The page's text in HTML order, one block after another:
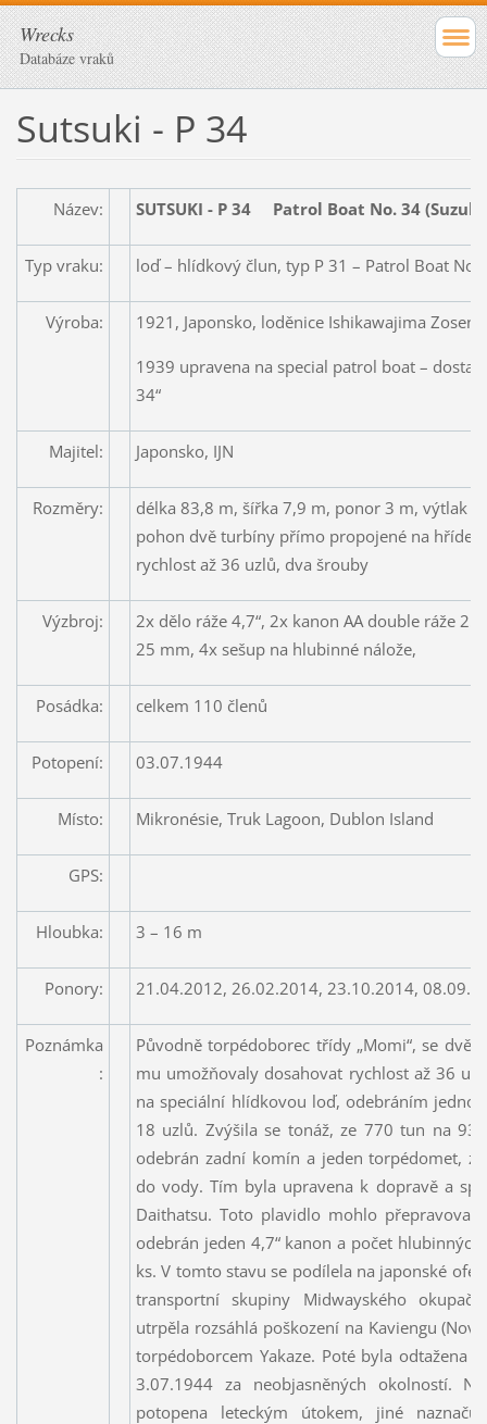
Wrecks
Databáze vraků
Sutsuki - P 34
Název: SUTSUKI - P 34 Patrol Boat No. 34
Typ vraku: loď – hlídkový člun, typ P 31 – Patrol Boat No.
Výroba: 1921, Japonsko, loděnice Ishikawajima
1939 upravena na special patrol boat –
34“
Majitel: Japonsko, IJN
Rozměry:
délka 83,8 m, šířka 7,9 m, ponor 3 m, výtlak
pohon dvě turbíny přímo propojené na
rychlost až 36 uzlů, dva šrouby
Výzbroj:
2x dělo ráže 4,7“, 2x kanon AA double ráže
25 mm, 4x sešup na hlubinné nálože,
Posádka: celkem 110 členů
Potopení: 03.07.1944
Místo: Mikronésie, Truk Lagoon, Dublon Island
GPS:
Hloubka: 3 – 16 m
Ponory: 21.04.2012, 26.02.2014, 23.10.2014,
Poznámka
:
Původně torpédoborec třídy „Momi“, se
mu umožňovaly dosahovat rychlost až 36
na speciální hlídkovou loď, odebráním
18 uzlů. Zvýšila se tonáž, ze 770 tun na
odebrán zadní komín a jeden torpédomet,
do vody. Tím byla upravena k dopravě a
Daithatsu. Toto plavidlo mohlo
odebrán jeden 4,7“ kanon a počet
ks. V tomto stavu se podílela na japonské
transportní skupiny Midwayského
utrpěla rozsáhlá poškození na Kaviengu
torpédoborcem Yakaze. Poté byla odtažena
3.07.1944 za neobjasněných okolností.
potopena leteckým útokem, jiné